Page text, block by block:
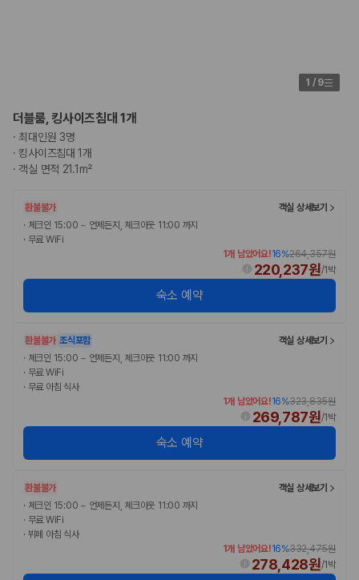
카모아는 제주렌트카부터 국내·해외 렌트카까지 비교할 수 있는 렌트카 가
누적 이용 고객수
20,871,562
사용자 리뷰
175,206건
67,123
전국 렌트카 지점
1,829개
제주렌트카 가격비교 자주 묻는 질문
Q. 제주렌트카 가격비교는 카모아에서 어떻게 하나요?
보험 조건, 예약 가능 차량을 한 번에 비교할 수 있습니다.
Q. 제주 렌트카 최저가는 무엇을 기준으로 비교해야 하나요?
Q. 제주공항 근처 렌트카도 비교할 수 있나요?
Q. 제주 렌트카 가격비교 시 보험도 함께 비교할 수 있나요?
Q. 가족 여행에는 어떤 제주 렌트카를 비교해야 하나요?
제주렌트카 가격비교 주요 링크
제주 렌트카 예약
국내 렌트카 가격비교
해외 렌트카 가격비교
카모아 사이트맵
1 / 9
더블룸, 킹사이즈침대 1개
· 최대인원 3명
·킹사이즈침대 1개
·객실 면적 21.1m²
환불불가
객실 상세보기
· 체크인 15:00 ~ 언제든지, 체크아웃 11:00 까지
· 무료 WiFi
1개 남았어요!16%264,357원
220,237원/1박
숙소 예약
환불불가 조식포함
객실 상세보기
· 체크인 15:00 ~ 언제든지, 체크아웃 11:00 까지
· 무료 WiFi
· 무료 아침 식사
1개 남았어요!16%323,835원
269,787원/1박
숙소 예약
환불불가
객실 상세보기
· 체크인 15:00 ~ 언제든지, 체크아웃 11:00 까지
· 무료 WiFi
· 뷔페 아침 식사
1개 남았어요!16%332,475원
278,428원/1박